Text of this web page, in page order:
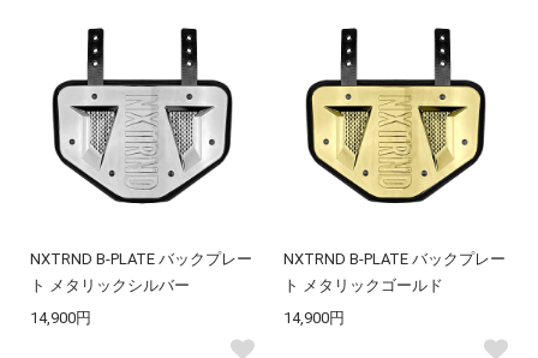
NXTRND B-PLATE バックプレー
ト メタリックシルバー
14,900円
NXTRND B-PLATE バックプレー
ト メタリックゴールド
14,900円